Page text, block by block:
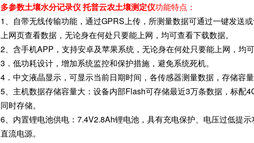
多参数土壤水分记录仪 托普云农土壤测定仪功能特点：
1、自带无线传输功能，通过GPRS上传，所测量数据可通过一键发送
上网页查看数据，无论身在何处只要能上网，均可查看下载数据。
2、含手机APP，支持安卓及苹果系统，无论身在何处只要能上网，均可
3．低功耗设计，增加系统监控和保护措施，避免系统死机。
4．中文液晶显示，可显示当前日期时间，各传感器测量数据，存储容
5、主机数据存储容量大：设备内部Flash可存储最近3万条数据，标配
同时存储。
6、内置锂电池供电：7.4V2.8Ah锂电池，具有充电保护、电压过低提示
直流电源。